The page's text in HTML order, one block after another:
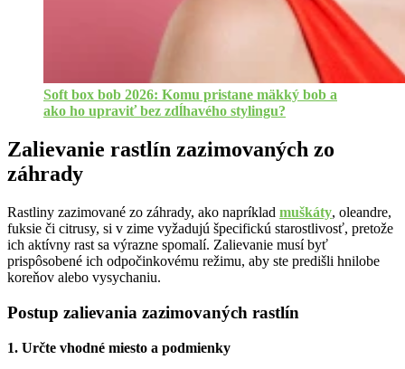
Soft box bob 2026: Komu pristane mäkký bob a
ako ho upraviť bez zdĺhavého stylingu?
Zalievanie rastlín zazimovaných zo
záhrady
Rastliny zazimované zo záhrady, ako napríklad muškáty, oleandre,
fuksie či citrusy, si v zime vyžadujú špecifickú starostlivosť, pretože
ich aktívny rast sa výrazne spomalí. Zalievanie musí byť
prispôsobené ich odpočinkovému režimu, aby ste predišli hnilobe
koreňov alebo vysychaniu.
Postup zalievania zazimovaných rastlín
1. Určte vhodné miesto a podmienky